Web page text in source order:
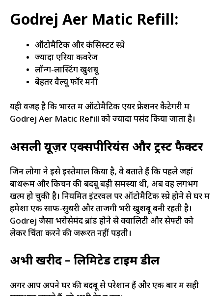
Godrej Aer Matic Refill:
ऑटोमैटिक और कंसिस्टेंट स्प्रे
ज्यादा एरिया कवरेज
लॉन्ग-लास्टिंग खुशबू
बेहतर वैल्यू फॉर मनी
यही वजह है कि भारत में ऑटोमैटिक एयर फ्रेशनर कैटेगरी में
Godrej Aer Matic Refill को ज्यादा पसंद किया जाता है।
असली यूज़र एक्सपीरियंस और ट्रस्ट फैक्टर
जिन लोगों ने इसे इस्तेमाल किया है, वे बताते हैं कि पहले जहां
बाथरूम और किचन की बदबू बड़ी समस्या थी, अब वह लगभग
खत्म हो चुकी है। नियमित इंटरवल पर ऑटोमैटिक स्प्रे होने से घर में
हमेशा एक साफ-सुथरी और ताजगी भरी खुशबू बनी रहती है।
Godrej जैसा भरोसेमंद ब्रांड होने से क्वालिटी और सेफ्टी को
लेकर चिंता करने की जरूरत नहीं पड़ती।
अभी खरीदें – लिमिटेड टाइम डील
अगर आप अपने घर की बदबू से परेशान हैं और एक बार में सही